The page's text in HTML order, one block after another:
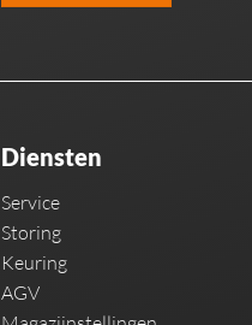
Diensten
Service
Storing
Keuring
AGV